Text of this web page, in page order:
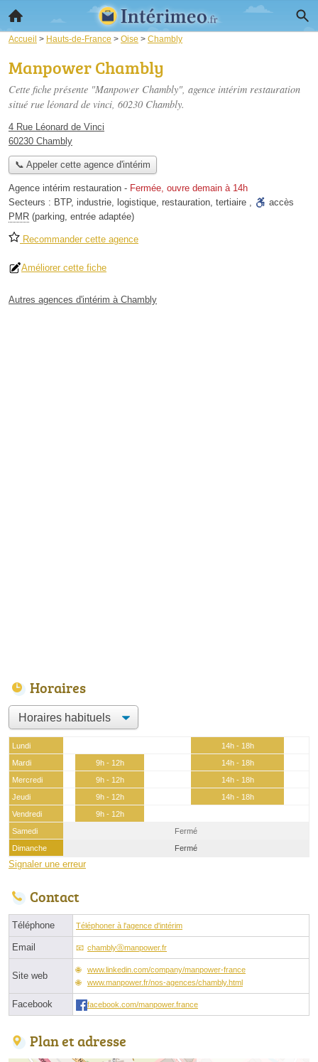
Accueil > Hauts-de-France > Oise > Chambly
Manpower Chambly
Cette fiche présente "Manpower Chambly", agence intérim restauration
situé rue léonard de vinci, 60230 Chambly.
4 Rue Léonard de Vinci
60230 Chambly
📞 Appeler cette agence d'intérim
Agence intérim restauration - Fermée, ouvre demain à 14h
Secteurs : BTP, industrie, logistique, restauration, tertiaire ,
accès
PMR (parking, entrée adaptée)
Recommander cette agence
Améliorer cette fiche
Autres agences d'intérim à Chambly
Horaires
Lundi
14h - 18h
Mardi
9h - 12h
14h - 18h
Mercredi
9h - 12h
14h - 18h
Jeudi
9h - 12h
14h - 18h
Vendredi
9h - 12h
Samedi
Fermé
Dimanche
Fermé
Signaler une erreur
Contact
Téléphone Téléphoner à l'agence d'intérim
Email chamblyⓐmanpower.fr
Site web
www.linkedin.com/company/manpower-france
www.manpower.fr/nos-agences/chambly.html
Facebook facebook.com/manpower.france
Plan et adresse